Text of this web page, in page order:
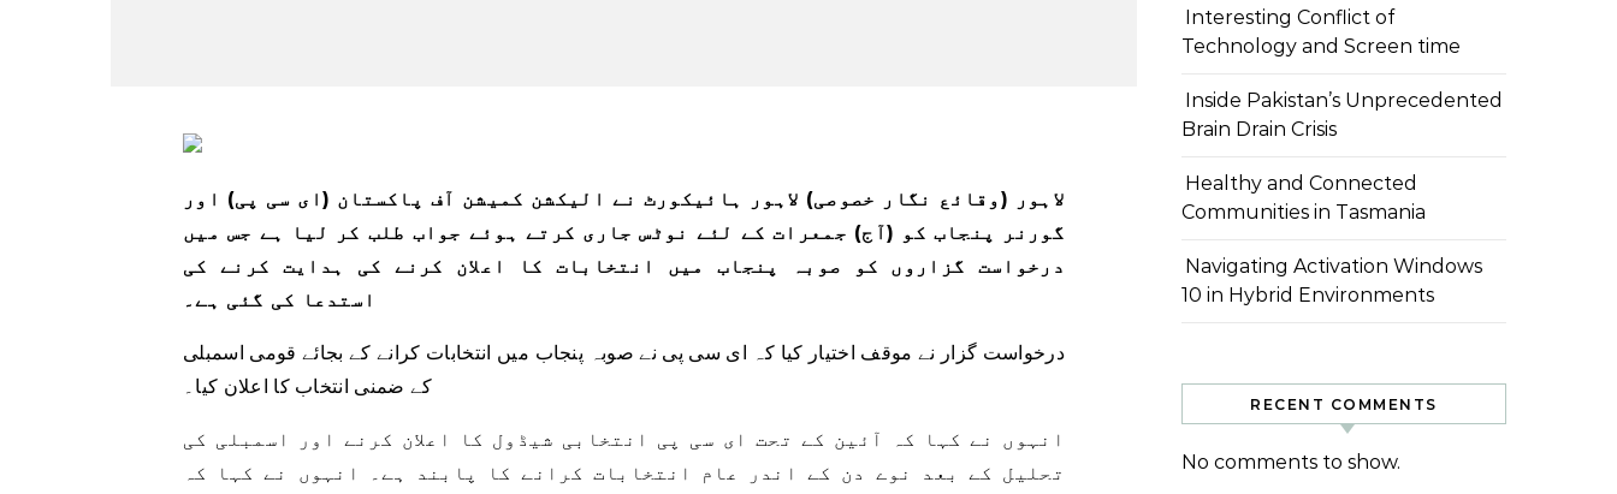
لاہور (وقائع نگار خصوصی) لاہور ہائیکورٹ نے الیکشن کمیشن آف پاکستان (ای سی پی) اور
گورنر پنجاب کو (آج) جمعرات کے لئے نوٹس جاری کرتے ہوئے جواب طلب کر لیا ہے جس میں
درخواست گزاروں کو صوبہ پنجاب میں انتخابات کا اعلان کرنے کی ہدایت کرنے کی
استدعا کی گئی ہے۔
درخواست گزار نے موقف اختیار کیا کہ ای سی پی نے صوبہ پنجاب میں انتخابات کرانے کے بجائے قومی اسمبلی
کے ضمنی انتخاب کا اعلان کیا۔
انہوں نے کہا کہ آئین کے تحت ای سی پی انتخابی شیڈول کا اعلان کرنے اور اسمبلی کی
تحلیل کے بعد نوے دن کے اندر عام انتخابات کرانے کا پابند ہے۔ انہوں نے کہا کہ
Interesting Conflict of
Technology and Screen time
Inside Pakistan’s Unprecedented
Brain Drain Crisis
Healthy and Connected
Communities in Tasmania
Navigating Activation Windows
10 in Hybrid Environments
RECENT COMMENTS
No comments to show.